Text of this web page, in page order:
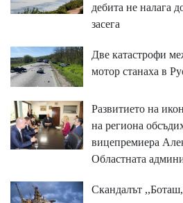
дебита не налага
засега
Две катастрофи
мотор станаха в
Развитието на
на региона
вицепремиера
Областната
Скандалът